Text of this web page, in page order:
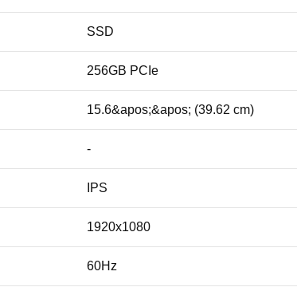
SSD
256GB PCIe
15.6&apos;&apos; (39.62 cm)
-
IPS
1920x1080
60Hz